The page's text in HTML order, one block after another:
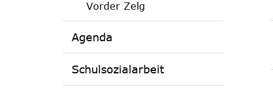
Vorder Zelg
Agenda
Schulsozialarbeit